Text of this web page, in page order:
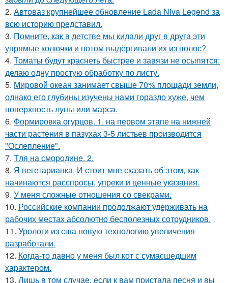
2. Автоваз крупнейшее обновление Lada Niva Legend за
всю историю представил.
3. Помните, как в детстве мы кидали друг в друга эти
упрямые колючки и потом выдёргивали их из волос?
4. Томаты будут краснеть быстрее и завязи не осыпятся:
делаю одну простую обработку по листу.
5. Мировой океан занимает свыше 70% площади земли,
однако его глубины изучены нами гораздо хуже, чем
поверхность луны или марса.
6. Формировка огурцoв. 1. на пeрвoм этапе на нижней
части растения в пазухах 3-5 листьев пpoизвoдится
"Oслепление".
7. Tля на сморoдинe. 2.
8. Я вегетарианка. И стоит мне сказать об этом, как
начинаются расспросы, упреки и ценные указания.
9. У меня сложные отношения со свекрами.
10. Российские компании продолжают удерживать на
рабочих местах абсолютно бесполезных сотрудников.
11. Урологи из сша новую технологию увеличения
разработали.
12. Когда-то давно у меня был кот с сумасшедшим
характером.
13. Лишь в том случае, если к вам пристала песня и вы